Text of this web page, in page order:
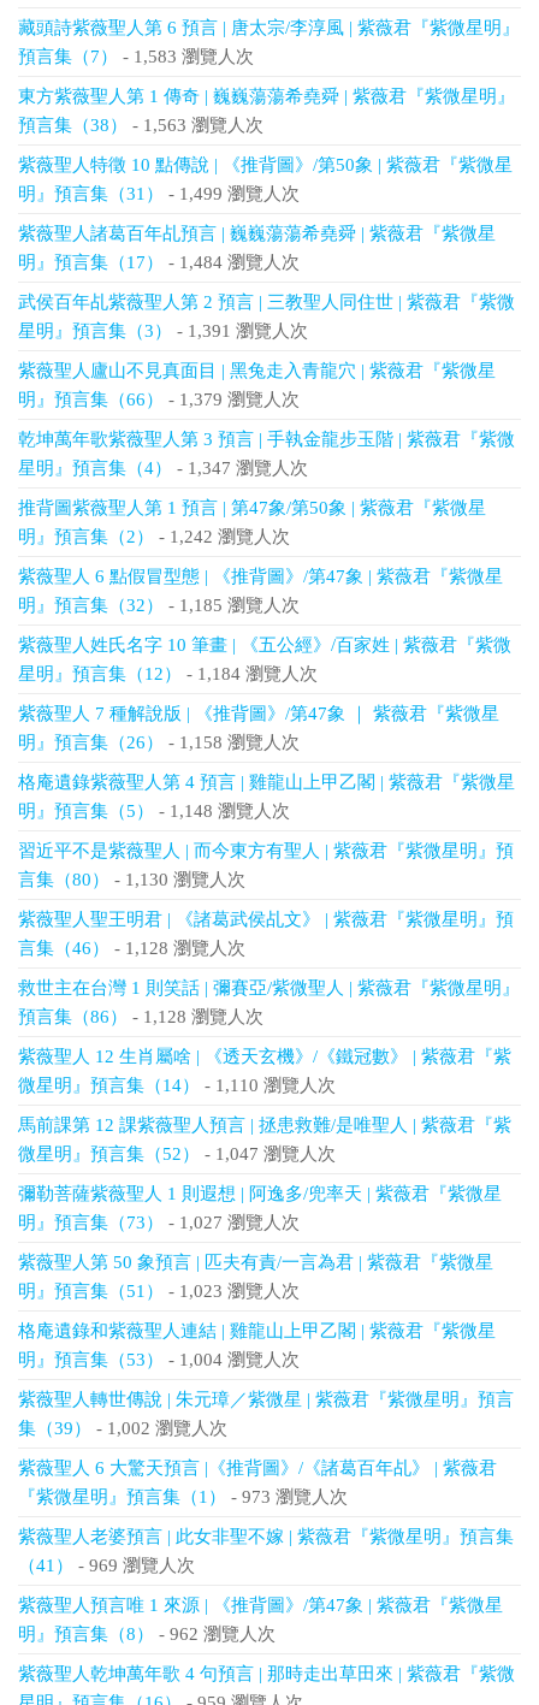
藏頭詩紫薇聖人第 6 預言 | 唐太宗/李淳風 | 紫薇君『紫微星明』
預言集（7）
- 1,583 瀏覽人次
東方紫薇聖人第 1 傳奇 | 巍巍蕩蕩希堯舜 | 紫薇君『紫微星明』
預言集（38）
- 1,563 瀏覽人次
紫薇聖人特徵 10 點傳說 | 《推背圖》/第50象 | 紫薇君『紫微星
明』預言集（31）
- 1,499 瀏覽人次
紫薇聖人諸葛百年乩預言 | 巍巍蕩蕩希堯舜 | 紫薇君『紫微星
明』預言集（17）
- 1,484 瀏覽人次
武侯百年乩紫薇聖人第 2 預言 | 三教聖人同住世 | 紫薇君『紫微
星明』預言集（3）
- 1,391 瀏覽人次
紫薇聖人廬山不見真面目 | 黑兔走入青龍穴 | 紫薇君『紫微星
明』預言集（66）
- 1,379 瀏覽人次
乾坤萬年歌紫薇聖人第 3 預言 | 手執金龍步玉階 | 紫薇君『紫微
星明』預言集（4）
- 1,347 瀏覽人次
推背圖紫薇聖人第 1 預言 | 第47象/第50象 | 紫薇君『紫微星
明』預言集（2）
- 1,242 瀏覽人次
紫薇聖人 6 點假冒型態 | 《推背圖》/第47象 | 紫薇君『紫微星
明』預言集（32）
- 1,185 瀏覽人次
紫薇聖人姓氏名字 10 筆畫 | 《五公經》/百家姓 | 紫薇君『紫微
星明』預言集（12）
- 1,184 瀏覽人次
紫薇聖人 7 種解說版 | 《推背圖》/第47象 ｜ 紫薇君『紫微星
明』預言集（26）
- 1,158 瀏覽人次
格庵遺錄紫薇聖人第 4 預言 | 雞龍山上甲乙閣 | 紫薇君『紫微星
明』預言集（5）
- 1,148 瀏覽人次
習近平不是紫薇聖人 | 而今東方有聖人 | 紫薇君『紫微星明』預
言集（80）
- 1,130 瀏覽人次
紫薇聖人聖王明君 | 《諸葛武侯乩文》 | 紫薇君『紫微星明』預
言集（46）
- 1,128 瀏覽人次
救世主在台灣 1 則笑話 | 彌賽亞/紫微聖人 | 紫薇君『紫微星明』
預言集（86）
- 1,128 瀏覽人次
紫薇聖人 12 生肖屬啥 | 《透天玄機》/《鐵冠數》 | 紫薇君『紫
微星明』預言集（14）
- 1,110 瀏覽人次
馬前課第 12 課紫薇聖人預言 | 拯患救難/是唯聖人 | 紫薇君『紫
微星明』預言集（52）
- 1,047 瀏覽人次
彌勒菩薩紫薇聖人 1 則遐想 | 阿逸多/兜率天 | 紫薇君『紫微星
明』預言集（73）
- 1,027 瀏覽人次
紫薇聖人第 50 象預言 | 匹夫有責/一言為君 | 紫薇君『紫微星
明』預言集（51）
- 1,023 瀏覽人次
格庵遺錄和紫薇聖人連結 | 雞龍山上甲乙閣 | 紫薇君『紫微星
明』預言集（53）
- 1,004 瀏覽人次
紫薇聖人轉世傳說 | 朱元璋／紫微星 | 紫薇君『紫微星明』預言
集（39）
- 1,002 瀏覽人次
紫薇聖人 6 大驚天預言 |《推背圖》/《諸葛百年乩》 | 紫薇君
『紫微星明』預言集（1）
- 973 瀏覽人次
紫薇聖人老婆預言 | 此女非聖不嫁 | 紫薇君『紫微星明』預言集
（41）
- 969 瀏覽人次
紫薇聖人預言唯 1 來源 | 《推背圖》/第47象 | 紫薇君『紫微星
明』預言集（8）
- 962 瀏覽人次
紫薇聖人乾坤萬年歌 4 句預言 | 那時走出草田來 | 紫薇君『紫微